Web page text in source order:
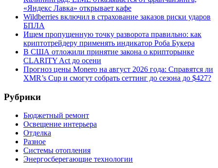
«Яндекс Лавка» открывает кафе
Wildberries включил в страхование заказов риски ударов
БПЛА
Ищем пропущенную точку разворота правильно: как
криптотрейдеру применять индикатор Роба Букера
В США отложили принятие закона о крипторынке
CLARITY Act до осени
Прогноз цены Monero на август 2026 года: Справятся ли
XMR’s Cup и смогут собрать сеттинг до сезона до $427?
Рубрики
Бюджетный ремонт
Освещение интерьера
Отделка
Разное
Системы отопления
Энергосберегающие технологии